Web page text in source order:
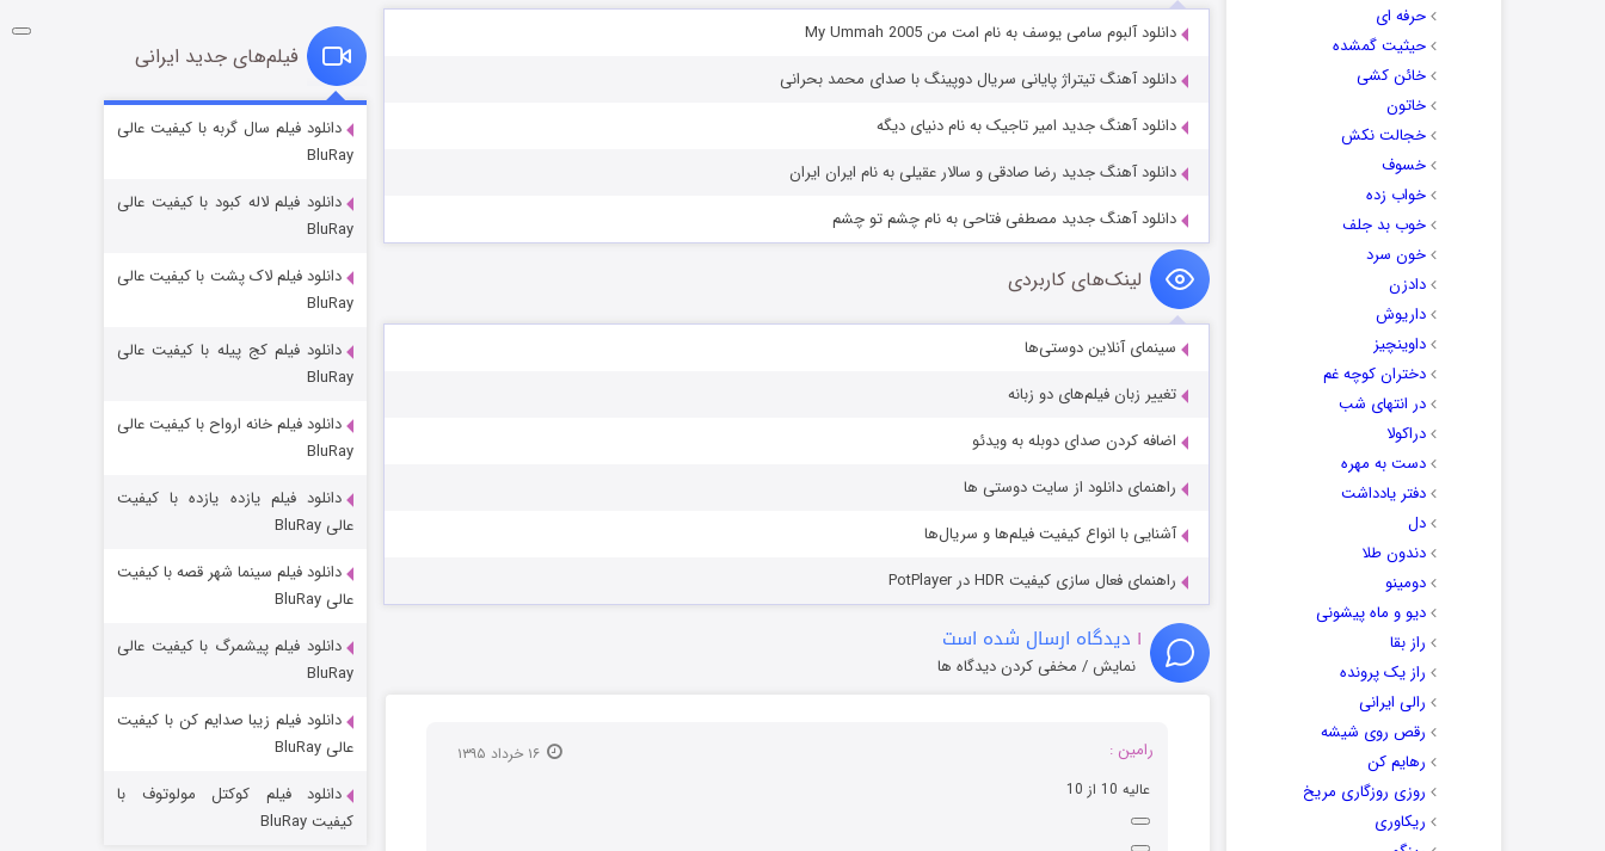
حرفه ای
حیثیت گمشده
خائن کشی
خاتون
خجالت نکش
خسوف
خواب زده
خوب بد جلف
خون سرد
دادزن
داریوش
داوینچیز
دختران کوچه غم
در انتهای شب
دراکولا
دست به مهره
دفتر یادداشت
دل
دندون طلا
دومینو
دیو و ماه پیشونی
راز بقا
راز یک پرونده
رالی ایرانی
رقص روی شیشه
رهایم کن
روزی روزگاری مریخ
ریکاوری
دانلود آلبوم سامی یوسف به نام امت من My Ummah 2005
دانلود آهنگ تیتراژ پایانی سریال دوپینگ با صدای محمد بحرانی
دانلود آهنگ جدید امیر تاجیک به نام دنیای دیگه
دانلود آهنگ جدید رضا صادقی و سالار عقیلی به نام ایران ایران
دانلود آهنگ جدید مصطفی فتاحی به نام چشم تو چشم
لینک‌های کاربردی
سینمای آنلاین دوستی‌ها
تغییر زبان فیلم‌های دو زبانه
اضافه کردن صدای دوبله به ویدئو
راهنمای دانلود از سایت دوستی ها
آشنایی با انواع کیفیت فیلم‌ها و سریال‌ها
راهنمای فعال سازی کیفیت HDR در PotPlayer
۱ دیدگاه ارسال شده است
نمایش / مخفی کردن دیدگاه ها
رامین :
عالیه 10 از 10
شوگر فصل ۲
قسمت
خاندان اژدها فصل ۳
جادوگری در مغولستان
فیلم‌های جدید ایرانی
دانلود فیلم سال گربه با کیفیت عالی
BluRay
دانلود فیلم لاله کبود با کیفیت عالی
BluRay
دانلود فیلم لاک پشت با کیفیت عالی
BluRay
دانلود فیلم کج‌ پیله با کیفیت عالی
BluRay
دانلود فیلم خانه ارواح با کیفیت عالی
BluRay
دانلود فیلم یازده یازده با کیفیت
عالی BluRay
دانلود فیلم سینما شهر قصه با کیفیت
عالی BluRay
دانلود فیلم پیشمرگ با کیفیت عالی
BluRay
دانلود فیلم زیبا صدایم کن با کیفیت
عالی BluRay
دانلود فیلم کوکتل مولوتوف با
کیفیت BluRay